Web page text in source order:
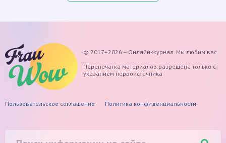
© 2017–2026 – Онлайн-журнал. Мы любим вас
Перепечатка материалов разрешена только с
указанием первоисточника
Пользовательское соглашение Политика конфиденциальности